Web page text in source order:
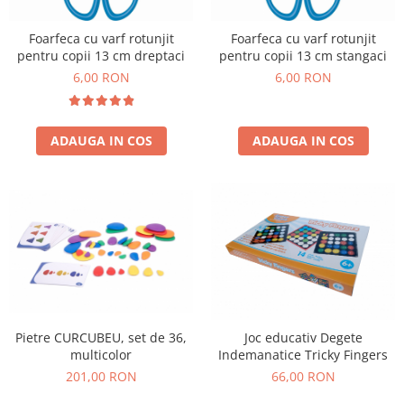
Foarfeca cu varf rotunjit
pentru copii 13 cm dreptaci
6,00 RON
ADAUGA IN COS
Foarfeca cu varf rotunjit
pentru copii 13 cm stangaci
6,00 RON
ADAUGA IN COS
Pietre CURCUBEU, set de 36,
multicolor
201,00 RON
Joc educativ Degete
Indemanatice Tricky Fingers
66,00 RON